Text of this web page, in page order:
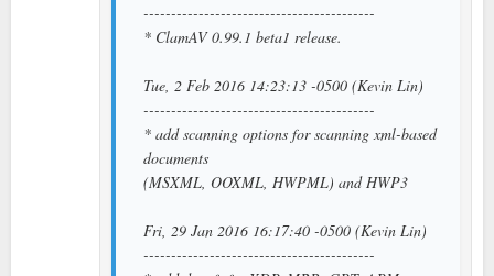
------------------------------------------
* ClamAV 0.99.1 beta1 release.
Tue, 2 Feb 2016 14:23:13 -0500 (Kevin Lin)
------------------------------------------
* add scanning options for scanning xml-based
documents
(MSXML, OOXML, HWPML) and HWP3
Fri, 29 Jan 2016 16:17:40 -0500 (Kevin Lin)
------------------------------------------